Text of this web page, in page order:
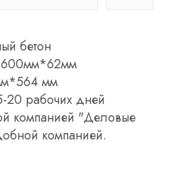
бетон
мм
20 рабочих дней
компанией "Деловые
компанией.